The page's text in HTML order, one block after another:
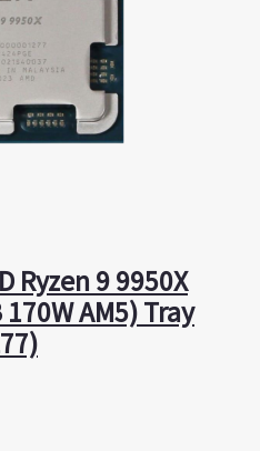
Ryzen 9 9950X
AM5) Tray